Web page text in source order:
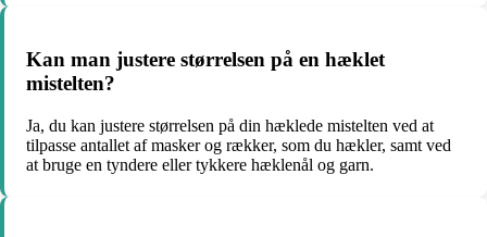
Kan man justere størrelsen på en hæklet
mistelten?
Ja, du kan justere størrelsen på din hæklede mistelten ved at
tilpasse antallet af masker og rækker, som du hækler, samt ved
at bruge en tyndere eller tykkere hæklenål og garn.